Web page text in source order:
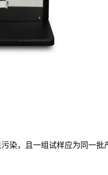
染，且一组试样应为同一批